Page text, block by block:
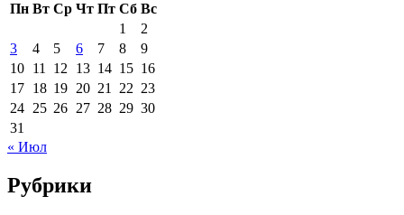
Пн Вт Ср Чт Пт Сб Вс
1
2
3
4 5 6 7 8
9
10 11 12 13 14 15 16
17 18 19 20 21 22 23
24 25 26 27 28 29 30
31
« Июл
Рубрики